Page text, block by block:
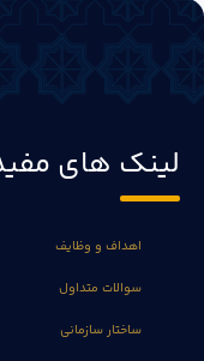
لینک های
اهداف و وظایف
سوالات متداول
ساختار سازمانی